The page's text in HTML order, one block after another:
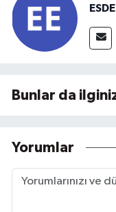
Bunlar da
Yorumlar